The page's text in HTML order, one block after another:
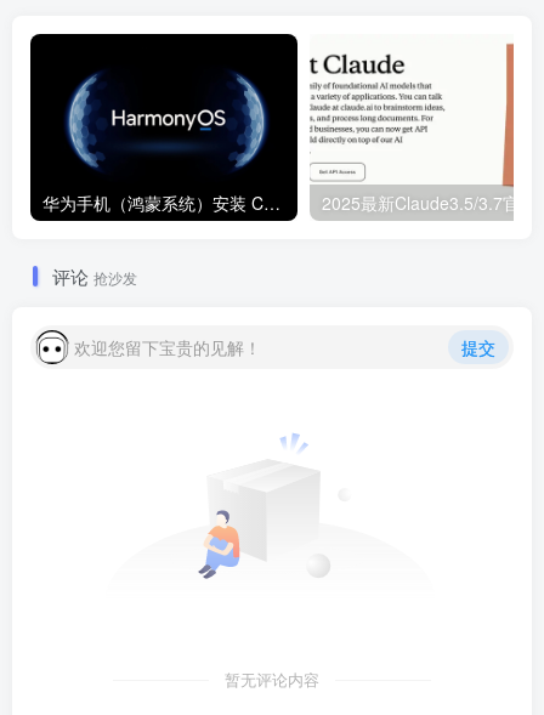
华为手机（鸿蒙系统）安装 ChatGPT 应用详细教程
评论 抢沙发
欢迎您留下宝贵的见解！ 提交
暂无评论内容